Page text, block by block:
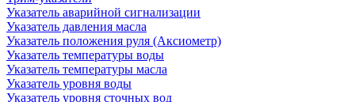
Указатель аварийной сигнализации
Указатель давления масла
Указатель положения руля (Аксиометр)
Указатель температуры воды
Указатель температуры масла
Указатель уровня воды
Указатель уровня сточных вод